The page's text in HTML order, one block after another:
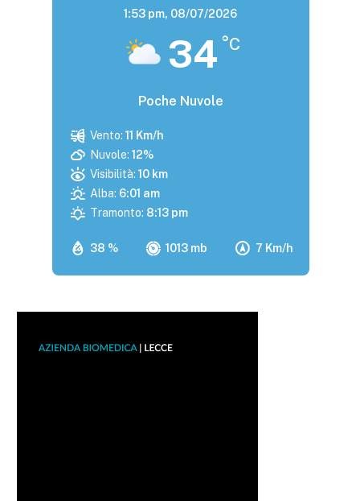
1:53 pm, 08/07/2026
34 °C
Poche Nuvole
38 % 1013 mb 7 Km/h
Vento: 11 Km/h
Nuvole: 12%
Visibilità: 10 km
Alba: 6:01 am
Tramonto: 8:13 pm